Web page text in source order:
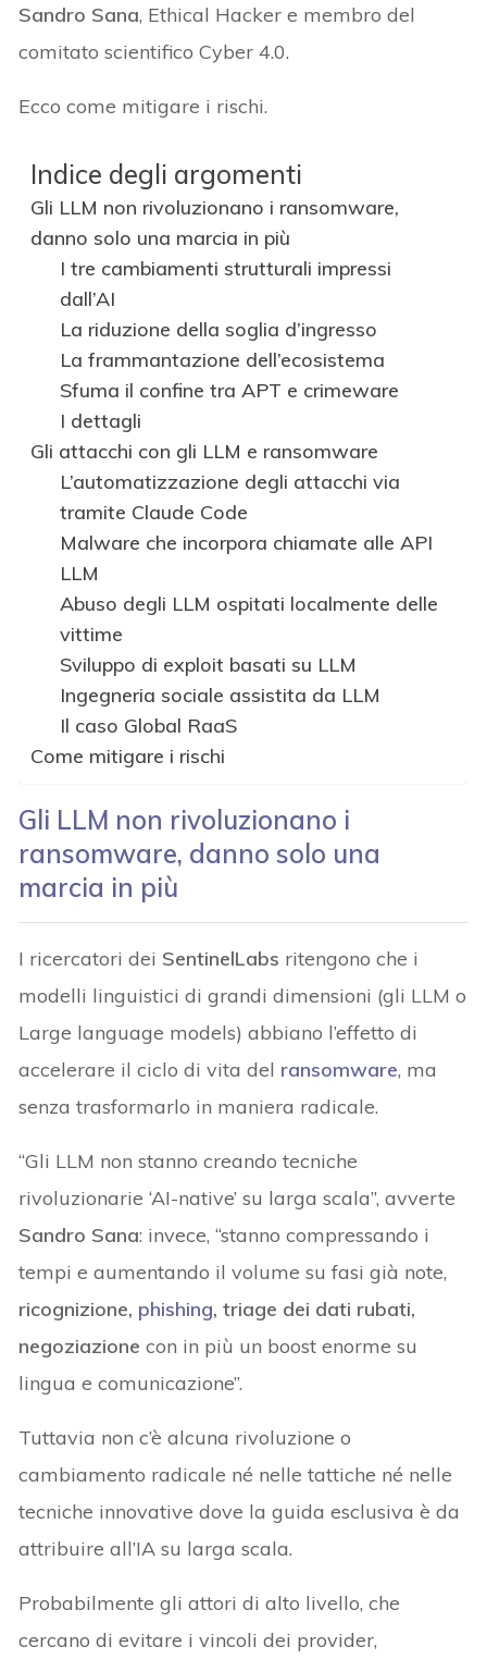
Sandro Sana, Ethical Hacker e membro del
comitato scientifico Cyber 4.0.
Ecco come mitigare i rischi.
Indice degli argomenti
Gli LLM non rivoluzionano i ransomware,
danno solo una marcia in più
I tre cambiamenti strutturali impressi
dall’AI
La riduzione della soglia d’ingresso
La frammantazione dell’ecosistema
Sfuma il confine tra APT e crimeware
I dettagli
Gli attacchi con gli LLM e ransomware
L’automatizzazione degli attacchi via
tramite Claude Code
Malware che incorpora chiamate alle API
LLM
Abuso degli LLM ospitati localmente delle
vittime
Sviluppo di exploit basati su LLM
Ingegneria sociale assistita da LLM
Il caso Global RaaS
Come mitigare i rischi
Gli LLM non rivoluzionano i
ransomware, danno solo una
marcia in più
I ricercatori dei SentinelLabs ritengono che i
modelli linguistici di grandi dimensioni (gli LLM o
Large language models) abbiano l’effetto di
accelerare il ciclo di vita del ransomware, ma
senza trasformarlo in maniera radicale.
“Gli LLM non stanno creando tecniche
rivoluzionarie ‘AI-native’ su larga scala”, avverte
Sandro Sana: invece, “stanno compressando i
tempi e aumentando il volume su fasi già note,
ricognizione, phishing, triage dei dati rubati,
negoziazione con in più un boost enorme su
lingua e comunicazione”.
Tuttavia non c’è alcuna rivoluzione o
cambiamento radicale né nelle tattiche né nelle
tecniche innovative dove la guida esclusiva è da
attribuire all’IA su larga scala.
Probabilmente gli attori di alto livello, che
cercano di evitare i vincoli dei provider,